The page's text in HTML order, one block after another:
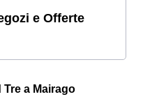
e Offerte
a Mairago